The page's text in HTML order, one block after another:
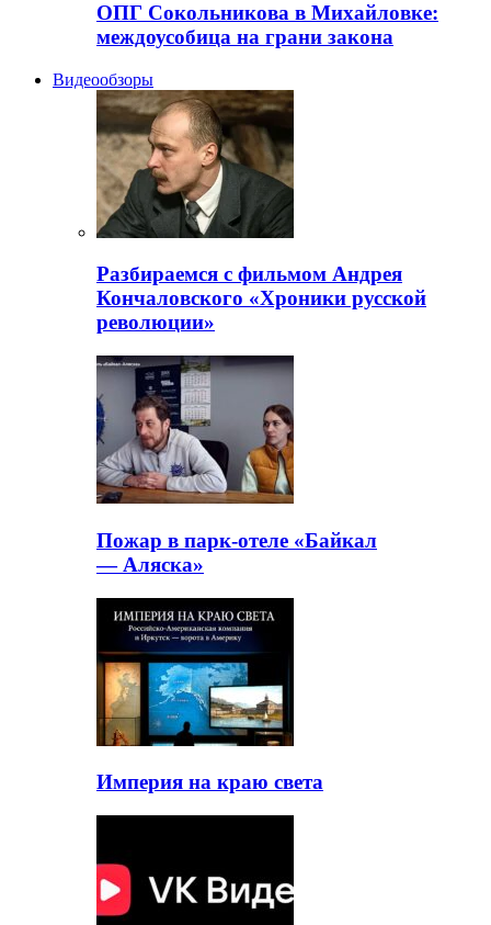
ОПГ Сокольникова в Михайловке:
междоусобица на грани закона
Видеообзоры
Разбираемся с фильмом Андрея
Кончаловского «Хроники русской
революции»
Пожар в парк-отеле «Байкал
— Аляска»
Империя на краю света